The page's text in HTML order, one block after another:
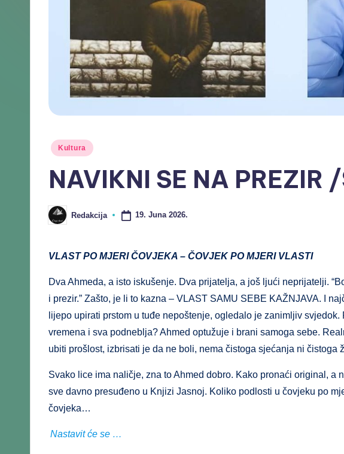
Kultura
NAVIKNI SE NA
Redakcija 19. Juna 2026.
VLAST PO MJERI ČOVJEKA – ČOVJEK PO MJERI VLASTI
Dva Ahmeda, a isto iskušenje. Dva prijatelja, a još ljući neprijatelji.
i prezir.” Zašto, je li to kazna – VLAST SAMU SEBE KAŽNJAVA. I
lijepo upirati prstom u tuđe nepoštenje, ogledalo je zanimljiv
vremena i sva podneblja? Ahmed optužuje i brani samoga sebe.
ubiti prošlost, izbrisati je da ne boli, nema čistoga sjećanja ni čistoga
Svako lice ima naličje, zna to Ahmed dobro. Kako pronaći original, a
sve davno presuđeno u Knjizi Jasnoj. Koliko podlosti u čovjeku po
čovjeka…
Nastavit će se …